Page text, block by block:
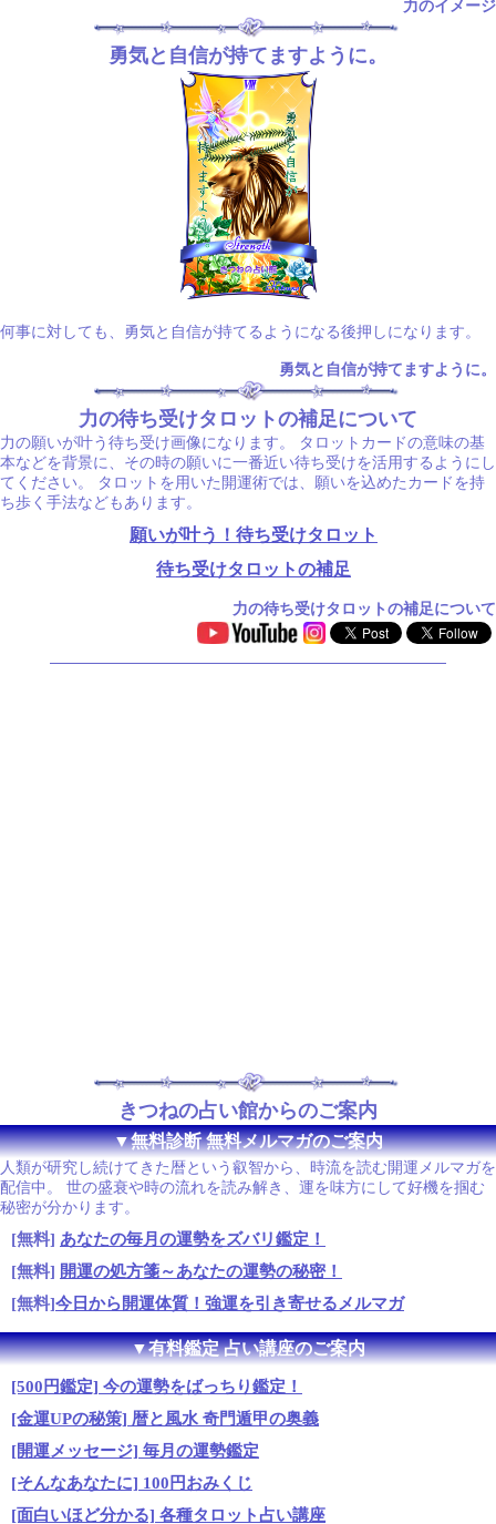
力のイメージ
勇気と自信が持てますように。
何事に対しても、勇気と自信が持てるようになる後押しになります。
勇気と自信が持てますように。
力の待ち受けタロットの補足について
力の願いが叶う待ち受け画像になります。 タロットカードの意味の基
本などを背景に、その時の願いに一番近い待ち受けを活用するようにし
てください。 タロットを用いた開運術では、願いを込めたカードを持
ち歩く手法などもあります。
願いが叶う！待ち受けタロット
待ち受けタロットの補足
力の待ち受けタロットの補足について
きつねの占い館からのご案内
▼無料診断 無料メルマガのご案内
人類が研究し続けてきた暦という叡智から、時流を読む開運メルマガを
配信中。 世の盛衰や時の流れを読み解き、運を味方にして好機を掴む
秘密が分かります。
[無料] あなたの毎月の運勢をズバリ鑑定！
[無料] 開運の処方箋～あなたの運勢の秘密！
[無料]今日から開運体質！強運を引き寄せるメルマガ
▼有料鑑定 占い講座のご案内
[500円鑑定] 今の運勢をばっちり鑑定！
[金運UPの秘策] 暦と風水 奇門遁甲の奥義
[開運メッセージ] 毎月の運勢鑑定
[そんなあなたに] 100円おみくじ
[面白いほど分かる] 各種タロット占い講座